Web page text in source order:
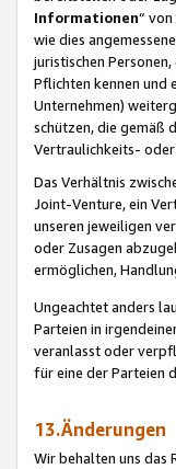
Informationen“
wie dies
juristischen
Pflichten kennen und
Unternehmen)
schützen, die gemäß
Vertraulichkeits-
Das Verhältnis
Joint-Venture, ein
unseren jeweiligen
oder Zusagen
ermöglichen,
Ungeachtet anders
Parteien in
veranlasst oder
für eine der Parteien
13.Änderungen
Wir behalten uns das